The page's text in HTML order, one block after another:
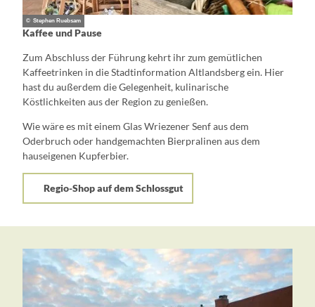
© Stephen Ruebsam
Kaffee und Pause
Zum Abschluss der Führung kehrt ihr zum gemütlichen
Kaffeetrinken in die Stadtinformation Altlandsberg ein. Hier
hast du außerdem die Gelegenheit, kulinarische
Köstlichkeiten aus der Region zu genießen.
Wie wäre es mit einem Glas Wriezener Senf aus dem
Oderbruch oder handgemachten Bierpralinen aus dem
hauseigenen Kupferbier.
Regio-Shop auf dem Schlossgut